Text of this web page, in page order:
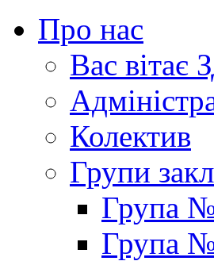
Про нас
Вас
Колектив
Групи
Група
Група